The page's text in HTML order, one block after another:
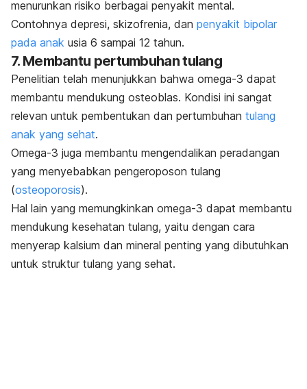
menurunkan risiko berbagai penyakit mental.
Contohnya depresi, skizofrenia, dan penyakit bipolar
pada anak usia 6 sampai 12 tahun.
7. Membantu pertumbuhan tulang
Penelitian telah menunjukkan bahwa omega-3 dapat
membantu mendukung osteoblas. Kondisi ini sangat
relevan untuk pembentukan dan pertumbuhan tulang
anak yang sehat.
Omega-3 juga membantu mengendalikan peradangan
yang menyebabkan pengeroposon tulang
(osteoporosis).
Hal lain yang memungkinkan omega-3 dapat membantu
mendukung kesehatan tulang, yaitu dengan cara
menyerap kalsium dan mineral penting yang dibutuhkan
untuk struktur tulang yang sehat.